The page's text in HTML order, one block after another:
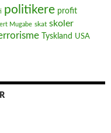
politikere profit
Mugabe skat skoler
Tyskland USA